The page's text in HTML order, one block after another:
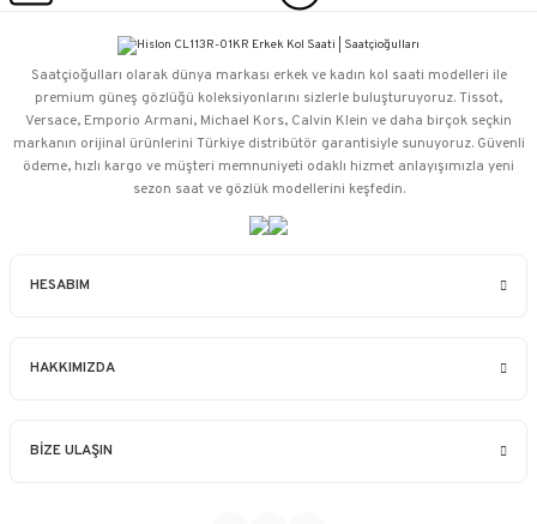
HESABIM
HAKKIMIZDA
BİZE ULAŞIN
Saatçioğulları⁠ olarak dünya markası erkek ve kadın kol saati modelleri ile
premium güneş gözlüğü koleksiyonlarını sizlerle buluşturuyoruz. Tissot,
Versace, Emporio Armani, Michael Kors, Calvin Klein ve daha birçok seçkin
markanın orijinal ürünlerini Türkiye distribütör garantisiyle sunuyoruz. Güvenli
ödeme, hızlı kargo ve müşteri memnuniyeti odaklı hizmet anlayışımızla yeni
sezon saat ve gözlük modellerini keşfedin.